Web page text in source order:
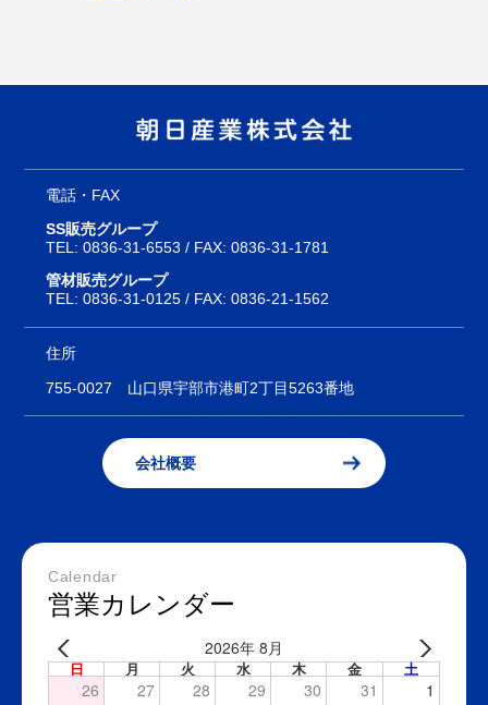
電話・FAX
SS販売グループ
TEL:0836-31-6553 / FAX: 0836-31-1781
管材販売グループ
TEL:0836-31-0125 / FAX: 0836-21-1562
住所
755-0027 山口県宇部市港町2丁目5263番地
会社概要
Calendar
営業カレンダー
2026年 8月
日 月 火 水 木 金 土
26 27 28 29 30 31 1